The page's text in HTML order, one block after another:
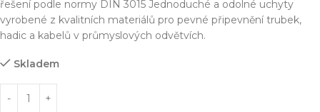
řešení podle normy DIN 3015 Jednoduché a odolné uchyty
vyrobené z kvalitních materiálů pro pevné připevnění trubek,
hadic a kabelů v průmyslových odvětvích.
Skladem